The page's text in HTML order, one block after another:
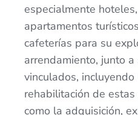
especialmente
apartamentos
cafeterías para su
arrendamiento, junto
vinculados,
rehabilitación de
como la adquisición,